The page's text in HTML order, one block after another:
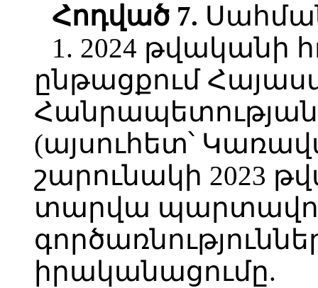
Հոդված 7.
1. 2024 թվականի
ընթացքում
Հանրապետության
(այսուհետ՝
շարունակի 2023
տարվա
իրականացումը.